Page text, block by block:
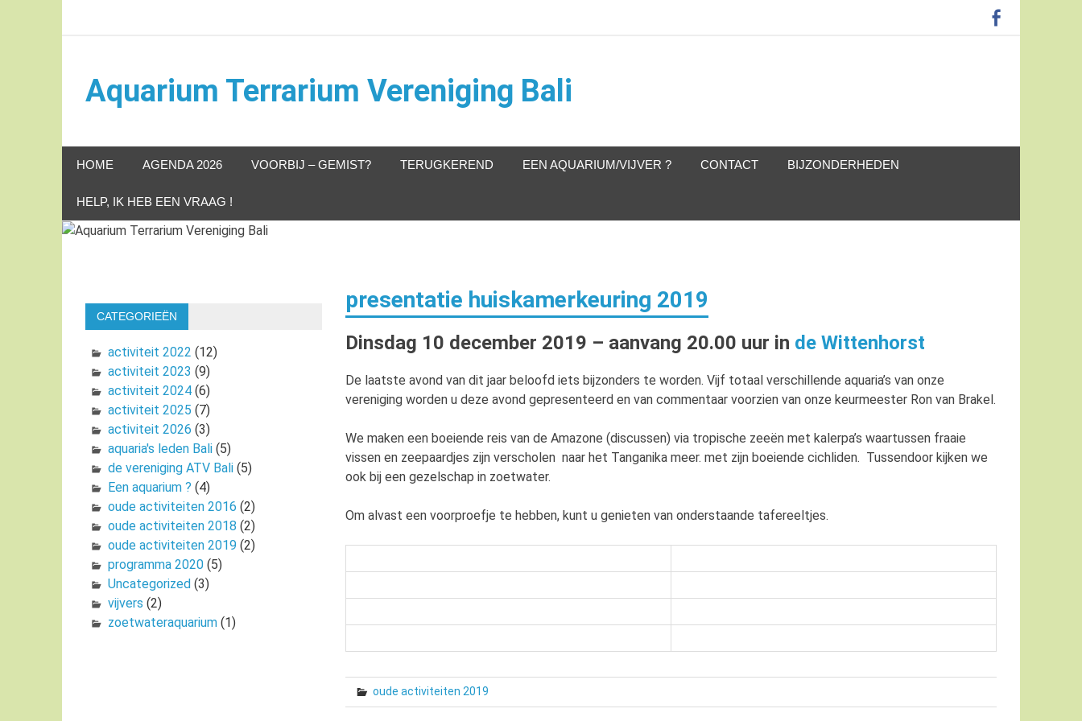
Aquarium Terrarium Vereniging Bali
HOME AGENDA 2026 VOORBIJ – GEMIST? TERUGKEREND EEN AQUARIUM/VIJVER ? CONTACT BIJZONDERHEDEN
HELP, IK HEB EEN VRAAG !
presentatie huiskamerkeuring 2019
Dinsdag 10 december 2019 – aanvang 20.00 uur in de Wittenhorst
De laatste avond van dit jaar beloofd iets bijzonders te worden. Vijf totaal verschillende aquaria’s van onze
vereniging worden u deze avond gepresenteerd en van commentaar voorzien van onze keurmeester Ron van Brakel.
We maken een boeiende reis van de Amazone (discussen) via tropische zeeën met kalerpa’s waartussen fraaie
vissen en zeepaardjes zijn verscholen naar het Tanganika meer. met zijn boeiende cichliden. Tussendoor kijken we
ook bij een gezelschap in zoetwater.
Om alvast een voorproefje te hebben, kunt u genieten van onderstaande tafereeltjes.
oude activiteiten 2019
CATEGORIEËN
activiteit 2022 (12)
activiteit 2023 (9)
activiteit 2024(6)
activiteit 2025 (7)
activiteit 2026 (3)
aquaria's leden Bali(5)
de vereniging ATV Bali(5)
Een aquarium ? (4)
oude activiteiten 2016 (2)
oude activiteiten 2018 (2)
oude activiteiten 2019 (2)
programma 2020(5)
Uncategorized(3)
vijvers (2)
zoetwateraquarium(1)